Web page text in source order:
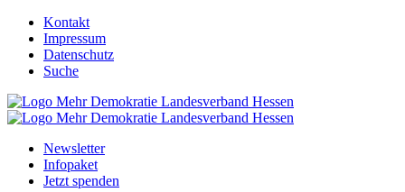
Kontakt
Impressum
Datenschutz
Suche
Newsletter
Infopaket
Jetzt spenden